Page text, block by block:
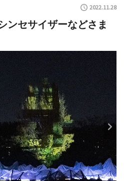
2022.11.28
ンセサイザーなどさま